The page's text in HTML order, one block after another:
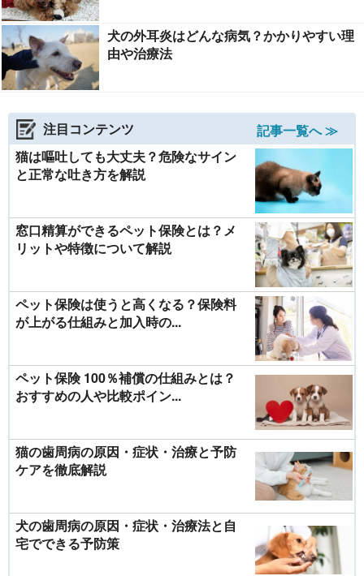
犬の外耳炎はどんな病気？かかりやすい理
由や治療法
注目コンテンツ
記事一覧へ ≫
猫は嘔吐しても大丈夫？危険なサイン
と正常な吐き方を解説
窓口精算ができるペット保険とは？メ
リットや特徴について解説
ペット保険は使うと高くなる？保険料
が上がる仕組みと加入時の...
ペット保険 100％補償の仕組みとは？
おすすめの人や比較ポイン...
猫の歯周病の原因・症状・治療と予防
ケアを徹底解説
犬の歯周病の原因・症状・治療法と自
宅でできる予防策